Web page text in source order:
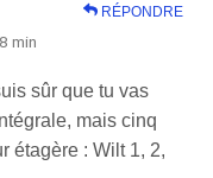
RÉPONDRE
min
sûr que tu vas
mais cinq
étagère : Wilt 1, 2,